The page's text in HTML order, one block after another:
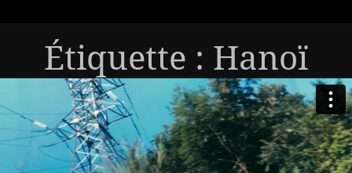
Étiquette : Hanoï